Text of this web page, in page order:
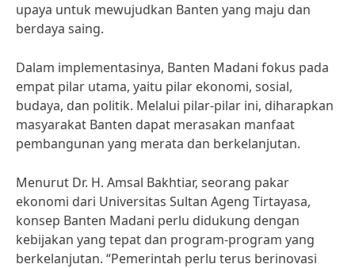
upaya untuk mewujudkan Banten yang maju dan
berdaya saing.
Dalam implementasinya, Banten Madani fokus pada
empat pilar utama, yaitu pilar ekonomi, sosial,
budaya, dan politik. Melalui pilar-pilar ini, diharapkan
masyarakat Banten dapat merasakan manfaat
pembangunan yang merata dan berkelanjutan.
Menurut Dr. H. Amsal Bakhtiar, seorang pakar
ekonomi dari Universitas Sultan Ageng Tirtayasa,
konsep Banten Madani perlu didukung dengan
kebijakan yang tepat dan program-program yang
berkelanjutan. “Pemerintah perlu terus berinovasi